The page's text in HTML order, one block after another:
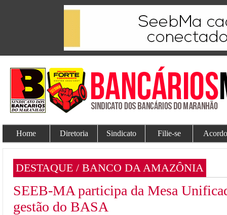
Home Diretoria Sindicato Filie-se
DESTAQUE / BANCO DA AMAZÔNIA
SEEB-MA participa da Mesa
gestão do BASA